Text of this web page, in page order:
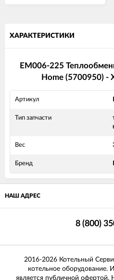
ХАРАКТЕРИСТИКИ
EM006-225
Home (5700950) -
Артикул
Тип запчасти
Вес
Бренд
НАШ АДРЕС
8 (800)
2016-2026 Котельный
котельное оборудование.
является публичной офертой.